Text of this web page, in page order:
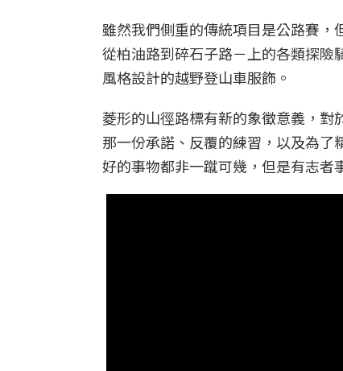
雖然我們側重的傳統項目是公路賽，
從柏油路到碎石子路－上的各類探
風格設計的越野登山車服飾。
菱形的山徑路標有新的象徵意義，
那一份承諾、反覆的練習，以及為
好的事物都非一蹴可幾，但是有志者